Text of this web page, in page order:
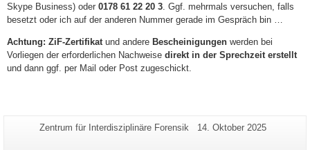
Skype Business) oder 0178 61 22 20 3 . Ggf. mehrmals versuchen, falls
besetzt oder ich auf der anderen Nummer gerade im Gespräch bin …
Achtung: ZiF-Zertifikat und andere Bescheinigungen werden bei
Vorliegen der erforderlichen Nachweise direkt in der Sprechzeit erstellt
und dann ggf. per Mail oder Post zugeschickt.
Zusätzliche
Seiten-
Zentrum für Interdisziplinäre Forensik
Letzte
14. Oktober 2025